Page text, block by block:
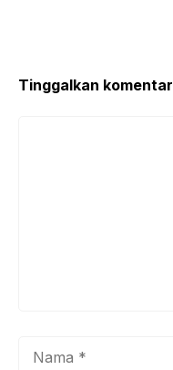
Tinggalkan komentar